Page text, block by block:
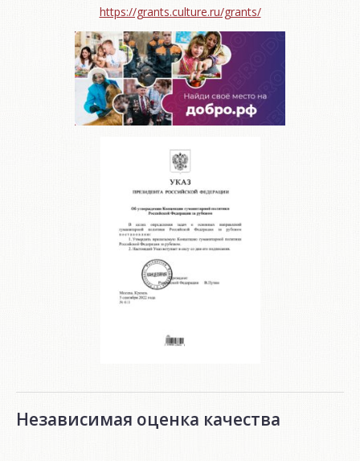
https://grants.culture.ru/grants/
Независимая оценка качества